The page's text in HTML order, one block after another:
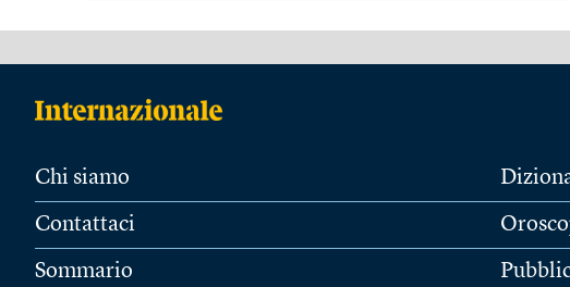
Chi siamo
Contattaci
Sommario